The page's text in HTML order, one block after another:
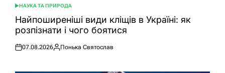
ОПУБЛІКУВАТИ
У
НАУКА ТА ПРИРОДА
Найпоширеніші види кліщів в Україні: як
розпізнати і чого боятися
Оприлюднено
07.08.2026
Опубліковано
Понька Святослав